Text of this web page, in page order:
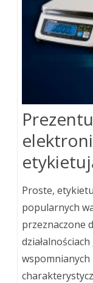
Proste,
popularnych
przeznaczone
wspomnianych